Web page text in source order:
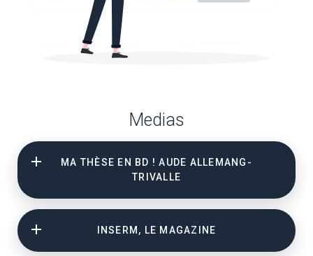
Medias
MA THÈSE EN BD ! AUDE ALLEMANG-
TRIVALLE
INSERM, LE MAGAZINE